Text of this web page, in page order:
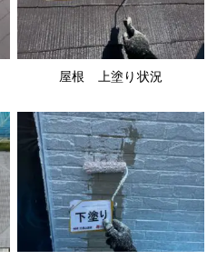
屋根 上塗り状況